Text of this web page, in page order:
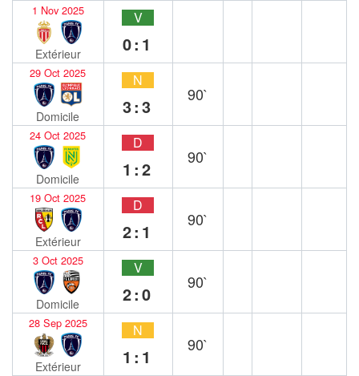
1 Nov 2025
Extérieur
V
0:1
29 Oct 2025
Domicile
N
3:3
90`
24 Oct 2025
Domicile
D
1:2
90`
19 Oct 2025
Extérieur
D
2:1
90`
3 Oct 2025
Domicile
V
2:0
90`
28 Sep 2025
Extérieur
N
1:1
90`